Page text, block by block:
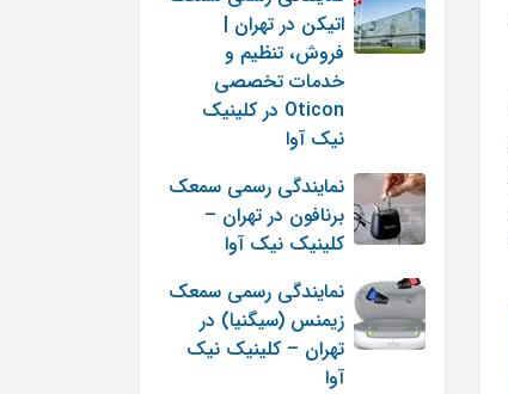
اتیکن در تهران |
فروش، تنظیم و
خدمات تخصصی
Oticon در کلینیک
نیک آوا
نمایندگی رسمی سمعک
برنافون در تهران –
کلینیک نیک آوا
نمایندگی رسمی سمعک
زیمنس (سیگنیا) در
تهران – کلینیک نیک
آوا